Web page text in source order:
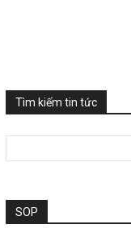
Tìm kiếm tin tức
SOP